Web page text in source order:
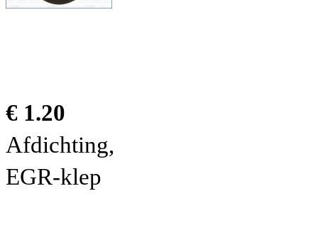
€ 1.20
Afdichting,
EGR-klep